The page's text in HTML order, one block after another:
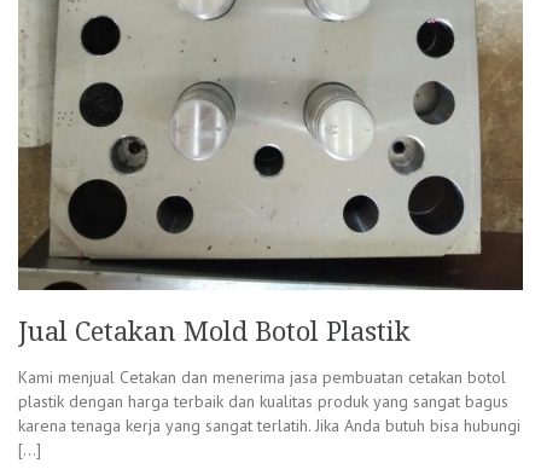
Jual Cetakan Mold Botol Plastik
Kami menjual Cetakan dan menerima jasa pembuatan cetakan botol
plastik dengan harga terbaik dan kualitas produk yang sangat bagus
karena tenaga kerja yang sangat terlatih. Jika Anda butuh bisa hubungi
[…]